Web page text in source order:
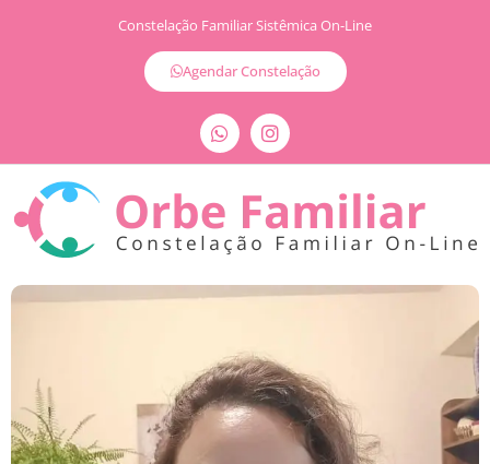
Constelação Familiar Sistêmica On-Line
Agendar Constelação